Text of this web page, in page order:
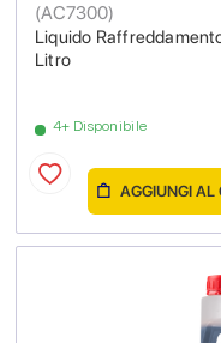
Liquido
Litro
(AC7300)
4+ Disponibile
AGGIUNGI AL